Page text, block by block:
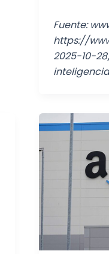
Fuente:
https://
2025-10-